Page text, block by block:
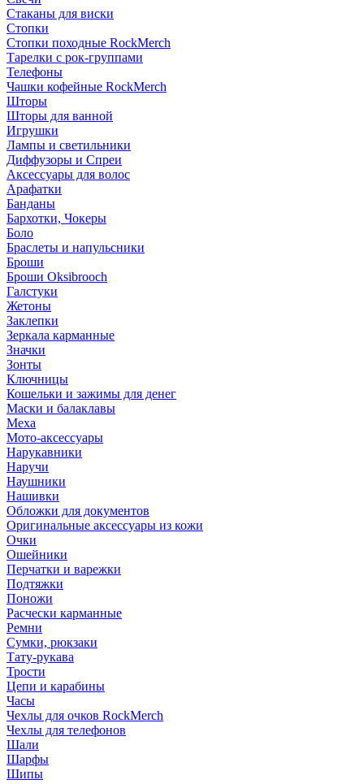
Стаканы для виски
Стопки
Стопки походные RockMerch
Тарелки с рок-группами
Телефоны
Чашки кофейные RockMerch
Шторы
Шторы для ванной
Игрушки
Лампы и светильники
Диффузоры и Спреи
Аксессуары для волос
Арафатки
Банданы
Бархотки, Чокеры
Боло
Браслеты и напульсники
Броши
Броши Oksibrooch
Галстуки
Жетоны
Заклепки
Зеркала карманные
Значки
Зонты
Ключницы
Кошельки и зажимы для денег
Маски и балаклавы
Меха
Мото-аксессуары
Нарукавники
Наручи
Наушники
Нашивки
Обложки для документов
Оригинальные аксессуары из кожи
Очки
Ошейники
Перчатки и варежки
Подтяжки
Поножи
Расчески карманные
Ремни
Сумки, рюкзаки
Тату-рукава
Трости
Цепи и карабины
Часы
Чехлы для очков RockMerch
Чехлы для телефонов
Шали
Шарфы
Шипы